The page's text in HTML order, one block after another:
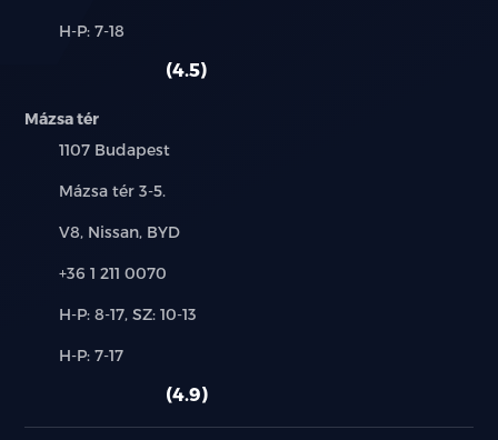
Szövet üléskárpit
Jobb oldali tolóajtó
16" acél keréktárcsa dísztárcsával
7 év vagy 150 000 km gyártói garancia (8 év vagy
160 000 km nagyfeszültségű akkumulátorra)
4évszakos abroncsok
használt
Alkatrész,
H-P: 7-18
4.5
Mázsa tér
Település:
1107 Budapest
Cím:
Mázsa tér 3-5.
Márkák:
V8, Nissan, BYD
Telefon:
+36 1 211 0070
Új-
használt
H-P: 8-17, SZ: 10-13
Alkatrész,
H-P: 7-17
4.9